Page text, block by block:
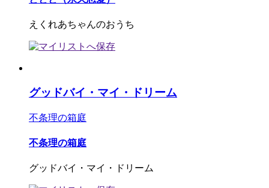
えくれあちゃんのおうち
グッドバイ・マイ・ドリーム
不条理の箱庭
不条理の箱庭
グッドバイ・マイ・ドリーム